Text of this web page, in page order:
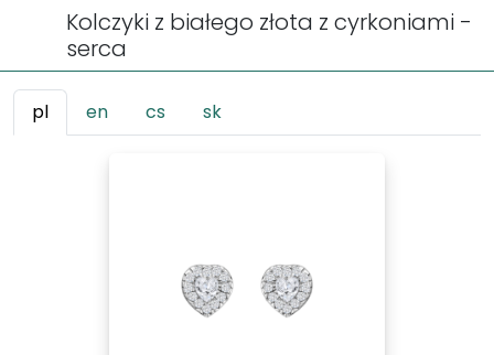
Kolczyki z białego złota z cyrkoniami -
serca
pl en cs sk